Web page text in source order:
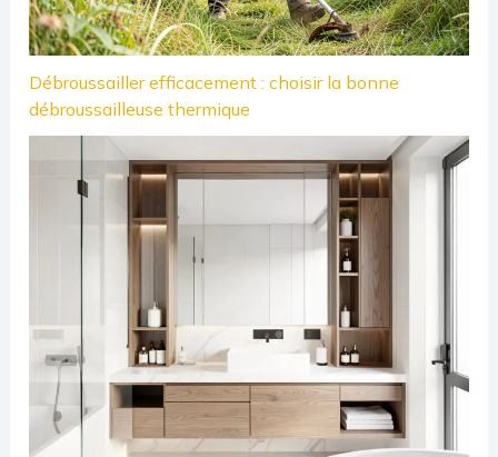
Débroussailler efficacement : choisir la bonne
débroussailleuse thermique